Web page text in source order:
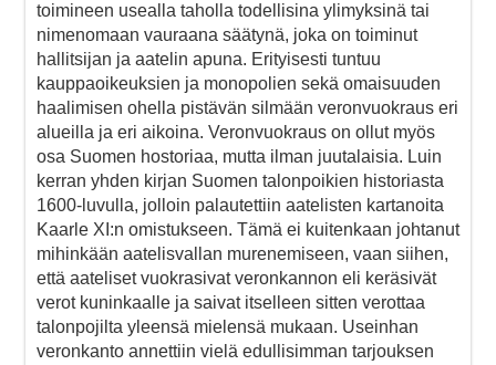
toimineen usealla taholla todellisina ylimyksinä tai
nimenomaan vauraana säätynä, joka on toiminut
hallitsijan ja aatelin apuna. Erityisesti tuntuu
kauppaoikeuksien ja monopolien sekä omaisuuden
haalimisen ohella pistävän silmään veronvuokraus eri
alueilla ja eri aikoina. Veronvuokraus on ollut myös
osa Suomen hostoriaa, mutta ilman juutalaisia. Luin
kerran yhden kirjan Suomen talonpoikien historiasta
1600-luvulla, jolloin palautettiin aatelisten kartanoita
Kaarle XI:n omistukseen. Tämä ei kuitenkaan johtanut
mihinkään aatelisvallan murenemiseen, vaan siihen,
että aateliset vuokrasivat veronkannon eli keräsivät
verot kuninkaalle ja saivat itselleen sitten verottaa
talonpojilta yleensä mielensä mukaan. Useinhan
veronkanto annettiin vielä edullisimman tarjouksen